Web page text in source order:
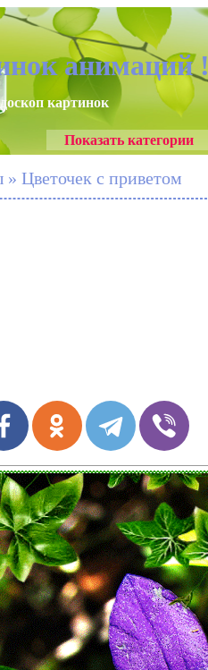
анимаций
картинок
Показать категории
Цветочек с приветом